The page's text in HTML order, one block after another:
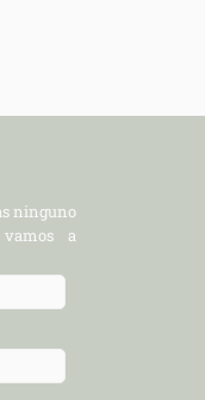
ninguno
a